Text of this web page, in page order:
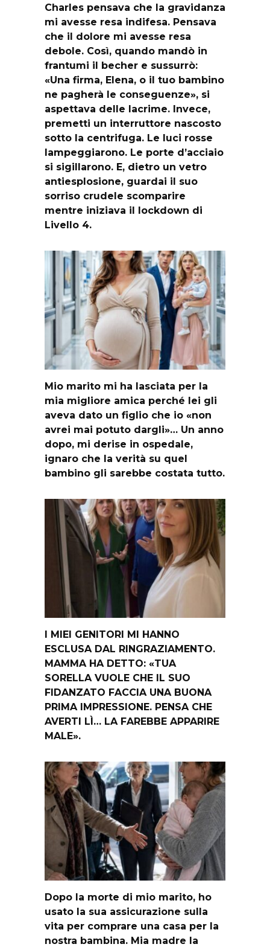
Charles pensava che la gravidanza
mi avesse resa indifesa. Pensava
che il dolore mi avesse resa
debole. Così, quando mandò in
frantumi il becher e sussurrò:
«Una firma, Elena, o il tuo bambino
ne pagherà le conseguenze», si
aspettava delle lacrime. Invece,
premetti un interruttore nascosto
sotto la centrifuga. Le luci rosse
lampeggiarono. Le porte d’acciaio
si sigillarono. E, dietro un vetro
antiesplosione, guardai il suo
sorriso crudele scomparire
mentre iniziava il lockdown di
Livello 4.
Mio marito mi ha lasciata per la
mia migliore amica perché lei gli
aveva dato un figlio che io «non
avrei mai potuto dargli»… Un anno
dopo, mi derise in ospedale,
ignaro che la verità su quel
bambino gli sarebbe costata tutto.
I MIEI GENITORI MI HANNO
ESCLUSA DAL RINGRAZIAMENTO.
MAMMA HA DETTO: «TUA
SORELLA VUOLE CHE IL SUO
FIDANZATO FACCIA UNA BUONA
PRIMA IMPRESSIONE. PENSA CHE
AVERTI LÌ… LA FAREBBE APPARIRE
MALE».
Dopo la morte di mio marito, ho
usato la sua assicurazione sulla
vita per comprare una casa per la
nostra bambina. Mia madre la